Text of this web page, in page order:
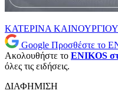
ΚΑΤΕΡΙΝΑ ΚΑΙΝΟΥΡΓΙΟΥ
Google Προσθέστε το
Ακολουθήστε το ENIKOS
όλες τις ειδήσεις.
ΔΙΑΦΗΜΙΣΗ